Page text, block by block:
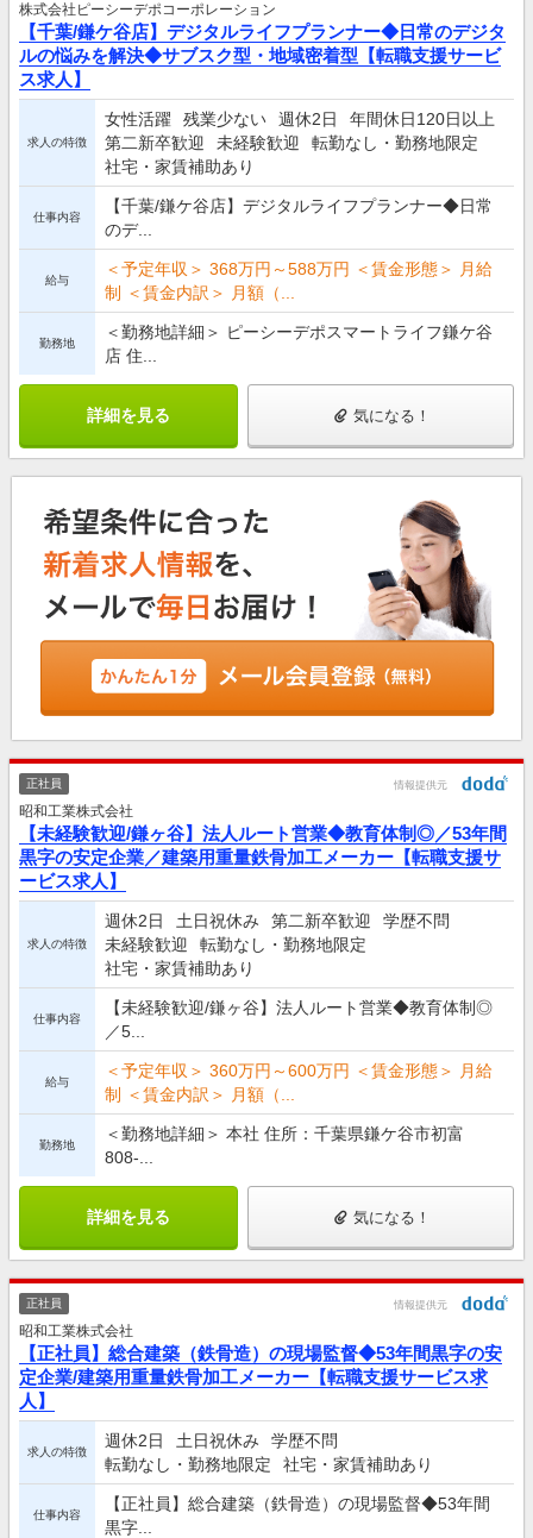
株式会社ピーシーデポコーポレーション
【千葉/鎌ケ谷店】デジタルライフプランナー◆日常のデジタ
ルの悩みを解決◆サブスク型・地域密着型【転職支援サービ
ス求人】
求人の特徴
女性活躍 残業少ない 週休2日
年間休日120日以上
第二新卒歓迎
未経験歓迎
転勤なし・勤務地限定
社宅・家賃補助あり
仕事内容
【千葉/鎌ケ谷店】デジタルライフプランナー◆日常
のデ...
給与
＜予定年収＞ 368万円～588万円 ＜賃金形態＞ 月給
制 ＜賃金内訳＞ 月額（...
勤務地
＜勤務地詳細＞ ピーシーデポスマートライフ鎌ケ谷
店 住...
詳細を見る 気になる！
正社員 情報提供元
昭和工業株式会社
【未経験歓迎/鎌ヶ谷】法人ルート営業◆教育体制◎／53年間
黒字の安定企業／建築用重量鉄骨加工メーカー【転職支援サ
ービス求人】
求人の特徴
週休2日 土日祝休み 第二新卒歓迎
学歴不問
未経験歓迎
転勤なし・勤務地限定
社宅・家賃補助あり
仕事内容
【未経験歓迎/鎌ヶ谷】法人ルート営業◆教育体制◎
／5...
給与
＜予定年収＞ 360万円～600万円 ＜賃金形態＞ 月給
制 ＜賃金内訳＞ 月額（...
勤務地
＜勤務地詳細＞ 本社 住所：千葉県鎌ケ谷市初富
808-...
詳細を見る 気になる！
正社員 情報提供元
昭和工業株式会社
【正社員】総合建築（鉄骨造）の現場監督◆53年間黒字の安
定企業/建築用重量鉄骨加工メーカー【転職支援サービス求
人】
求人の特徴
週休2日 土日祝休み
学歴不問
転勤なし・勤務地限定
社宅・家賃補助あり
仕事内容
【正社員】総合建築（鉄骨造）の現場監督◆53年間
黒字...